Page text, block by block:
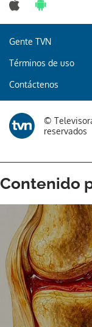
Gente TVN
Términos de uso
Contáctenos
©
reservados